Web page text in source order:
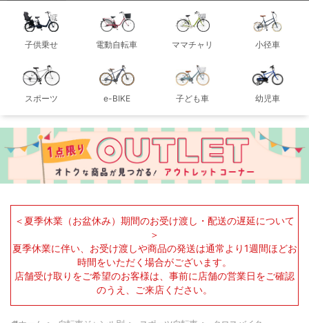
子供乗せ 電動自転車 ママチャリ 小径車
スポーツ e-BIKE 子ども車 幼児車
＜夏季休業（お盆休み）期間のお受け渡し・配送の遅延について
＞
夏季休業に伴い、お受け渡しや商品の発送は通常より1週間ほどお
時間をいただく場合がございます。
店舗受け取りをご希望のお客様は、事前に店舗の営業日をご確認
のうえ、ご来店ください。